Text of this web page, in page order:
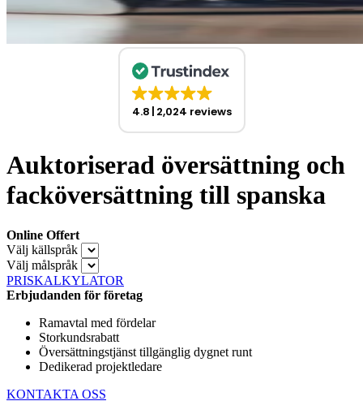
4.8 2,024 reviews
Auktoriserad översättning och
facköversättning till spanska
Online Offert
Välj källspråk
Välj målspråk
PRISKALKYLATOR
Erbjudanden för företag
Ramavtal med fördelar
Storkundsrabatt
Översättningstjänst tillgänglig dygnet runt
Dedikerad projektledare
KONTAKTA OSS